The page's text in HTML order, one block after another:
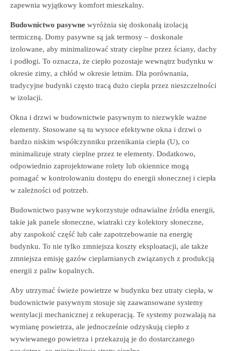
zapewnia wyjątkowy komfort mieszkalny.
Budownictwo pasywne wyróżnia się doskonałą izolacją
termiczną. Domy pasywne są jak termosy – doskonale
izolowane, aby minimalizować straty cieplne przez ściany, dachy
i podłogi. To oznacza, że ciepło pozostaje wewnątrz budynku w
okresie zimy, a chłód w okresie letnim. Dla porównania,
tradycyjne budynki często tracą dużo ciepła przez nieszczelności
w izolacji.
Okna i drzwi w budownictwie pasywnym to niezwykle ważne
elementy. Stosowane są tu wysoce efektywne okna i drzwi o
bardzo niskim współczynniku przenikania ciepła (U), co
minimalizuje straty cieplne przez te elementy. Dodatkowo,
odpowiednio zaprojektowane rolety lub okiennice mogą
pomagać w kontrolowaniu dostępu do energii słonecznej i ciepła
w zależności od potrzeb.
Budownictwo pasywne wykorzystuje odnawialne źródła energii,
takie jak panele słoneczne, wiatraki czy kolektory słoneczne,
aby zaspokoić część lub całe zapotrzebowanie na energię
budynku. To nie tylko zmniejsza koszty eksploatacji, ale także
zmniejsza emisję gazów cieplarnianych związanych z produkcją
energii z paliw kopalnych.
Aby utrzymać świeże powietrze w budynku bez utraty ciepła, w
budownictwie pasywnym stosuje się zaawansowane systemy
wentylacji mechanicznej z rekuperacją. Te systemy pozwalają na
wymianę powietrza, ale jednocześnie odzyskują ciepło z
wywiewanego powietrza i przekazują je do dostarczanego